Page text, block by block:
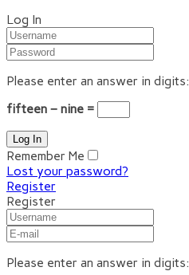
Log In
Please enter an answer in digits:
fifteen − nine =
Remember Me
Lost your password?
Register
Register
Please enter an answer in digits: